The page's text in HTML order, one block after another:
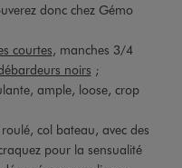
donc chez Gémo
courtes, manches 3/4
noirs ;
ample, loose, crop
col bateau, avec des
pour la sensualité